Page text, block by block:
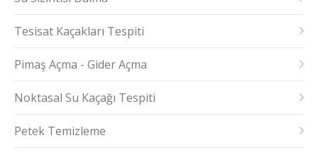
Tesisat Kaçakları Tespiti
Pimaş Açma - Gider Açma
Noktasal Su Kaçağı Tespiti
Petek Temizleme